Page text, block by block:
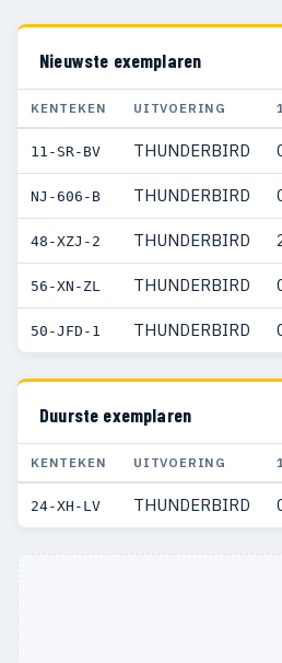
Nieuwste exemplaren
KENTEKEN UITVOERING
11-SR-BV THUNDERBIRD
NJ-606-B THUNDERBIRD
48-XZJ-2 THUNDERBIRD
56-XN-ZL THUNDERBIRD
50-JFD-1 THUNDERBIRD
Duurste exemplaren
KENTEKEN UITVOERING
24-XH-LV THUNDERBIRD